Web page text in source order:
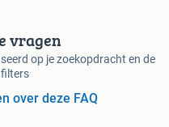
vragen
op je zoekopdracht en de
over deze FAQ